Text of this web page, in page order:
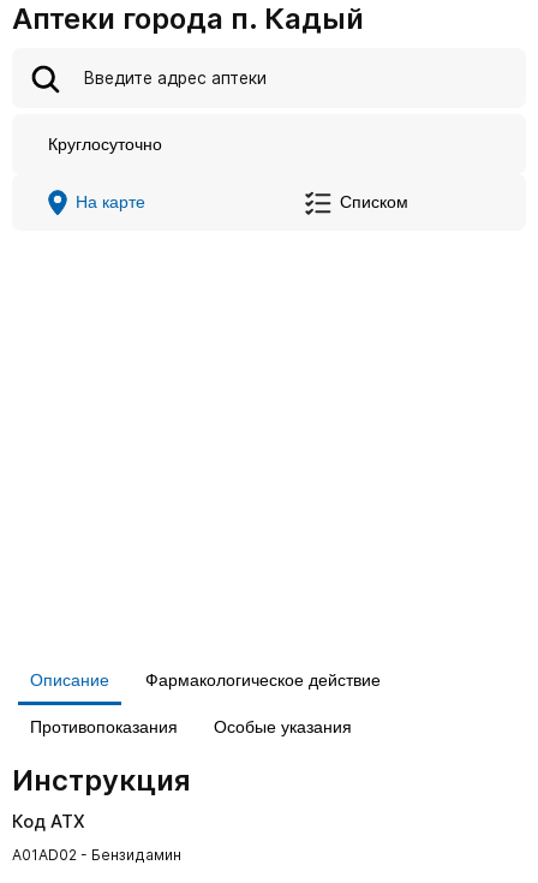
Аптеки города п. Кадый
Круглосуточно
На карте Списком
Описание Фармакологическое действие
Противопоказания Особые указания
Инструкция
Код АТХ
A01AD02 - Бензидамин